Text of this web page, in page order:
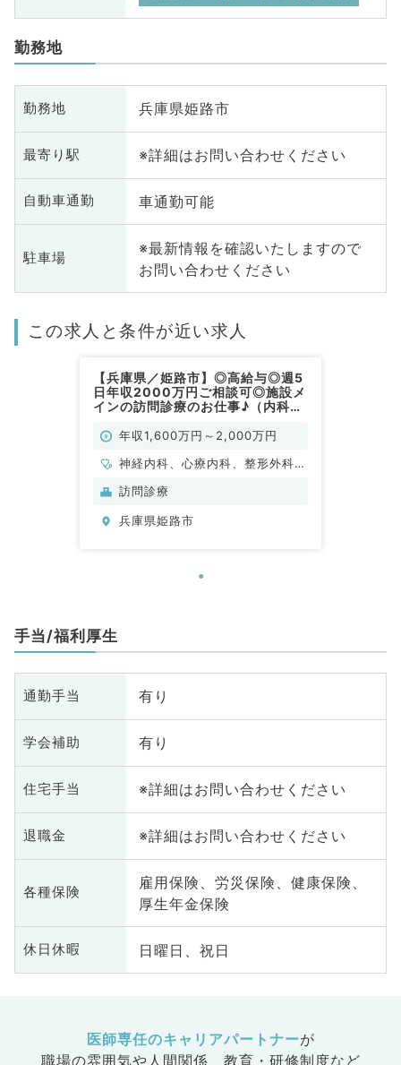
勤務地
勤務地 兵庫県姫路市
最寄り駅 ※詳細はお問い合わせください
自動車通勤 車通勤可能
駐車場
※最新情報を確認いたしますので
お問い合わせください
この求人と条件が近い求人
【兵庫県／姫路市】◎高給与◎週5
日年収2000万円ご相談可◎施設メ
インの訪問診療のお仕事♪（内科
年収1,600万円～2,000万円
神経内科、心療内科、整形外科、
形成外科、美容外科、脳神経外
小児外科、泌尿器科、一般内科、
腸・肛門外科、脊髄・脊椎外科
訪問診療
兵庫県姫路市
手当/福利厚生
通勤手当 有り
学会補助 有り
住宅手当 ※詳細はお問い合わせください
退職金 ※詳細はお問い合わせください
各種保険
雇用保険、労災保険、健康保険、
厚生年金保険
休日休暇 日曜日、祝日
医師専任のキャリアパートナーが
職場の雰囲気や人間関係、 教育・研修制度など